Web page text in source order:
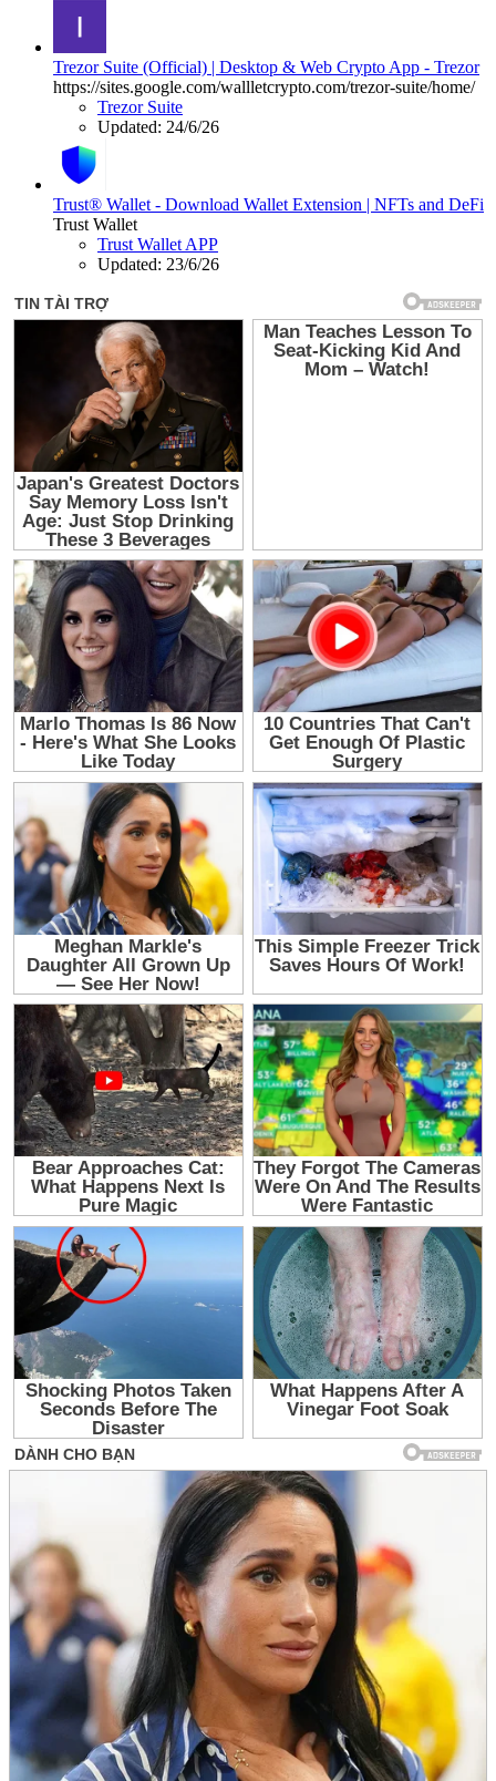
Trezor Suite (Official) | Desktop & Web Crypto App - Trezor
https://sites.google.com/wallletcrypto.com/trezor-suite/home/
Trezor Suite
Updated: 24/6/26
Trust® Wallet - Download Wallet Extension | NFTs and DeFi
Trust Wallet
Trust Wallet APP
Updated: 23/6/26